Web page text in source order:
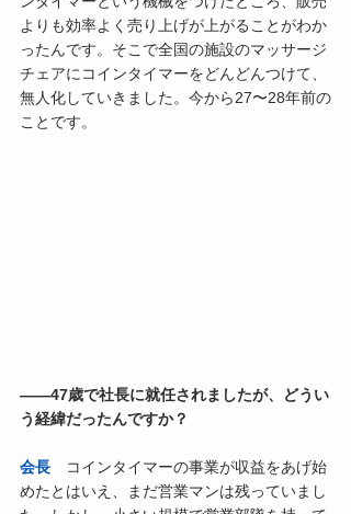
よりも効率よく売り上げが上がることがわか
ったんです。そこで全国の施設のマッサージ
チェアにコインタイマーをどんどんつけて、
無人化していきました。今から27〜28年前の
ことです。
――47歳で社長に就任されましたが、どうい
う経緯だったんですか？
会長 コインタイマーの事業が収益をあげ始
めたとはいえ、まだ営業マンは残っていまし